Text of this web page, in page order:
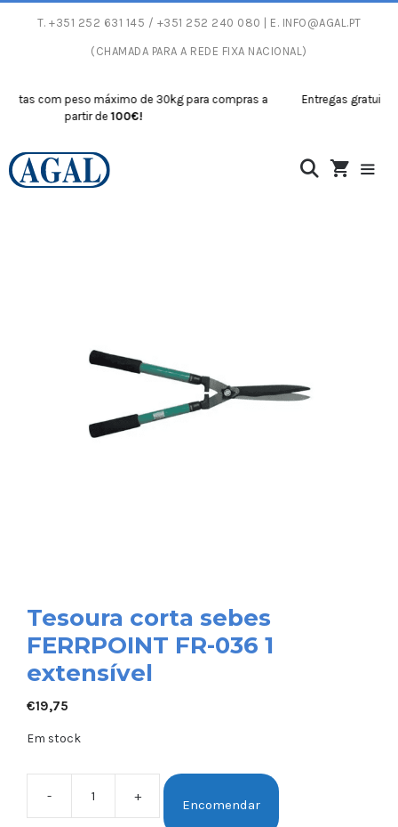
T. +351 252 631 145 / +351 252 240 080 | E. INFO@AGAL.PT
(CHAMADA PARA A REDE FIXA NACIONAL)
com peso máximo de 30kg para compras a
partir de100€!
Entregas gratuitas
Tesoura corta sebes
FERRPOINT FR-036 1
extensível
€19,75
Em stock
- +
Encomendar